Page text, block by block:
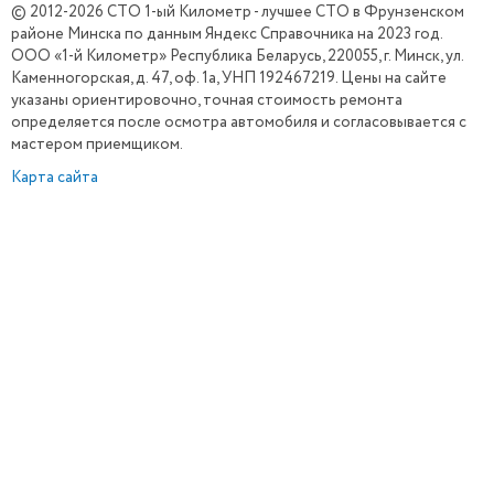
© 2012-2026 СТО 1-ый Километр - лучшее СТО в Фрунзенском
районе Минска по данным Яндекс Справочника на 2023 год.
ООО «1-й Километр» Республика Беларусь, 220055, г. Минск, ул.
Каменногорская, д. 47, оф. 1а, УНП 192467219. Цены на сайте
указаны ориентировочно, точная стоимость ремонта
определяется после осмотра автомобиля и согласовывается с
мастером приемщиком.
Карта сайта